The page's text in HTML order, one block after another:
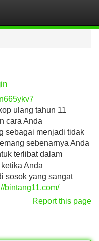
ulang tahun 11
cara Anda
sebagai menjadi tidak
sebenarnya Anda
terlibat dalam
Anda
sosok yang sangat
bintang11.com/
Report this page